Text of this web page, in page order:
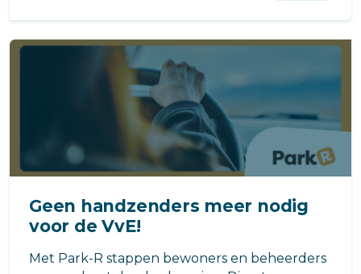
Geen handzenders meer nodig
voor de VvE!
Met Park-R stappen bewoners en beheerders